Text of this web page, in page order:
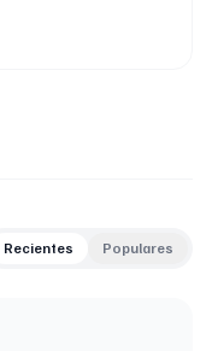
Recientes Populares